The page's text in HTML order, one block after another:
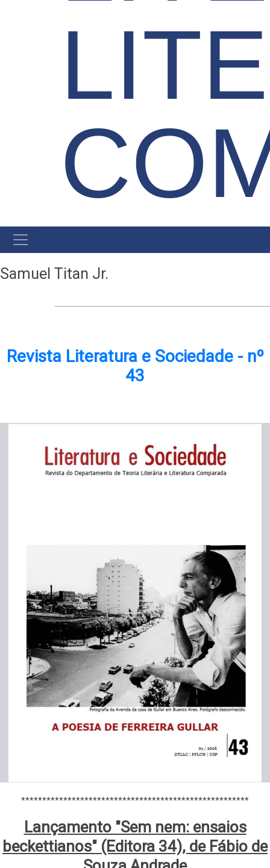
MENU
PRIMÁRIO
Samuel Titan Jr.
Revista Literatura e Sociedade - nº
43
******************************************************
Lançamento "Sem nem: ensaios
beckettianos" (Editora 34), de Fábio de